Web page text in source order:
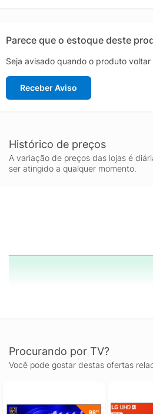
Parece que o estoque deste
Seja avisado quando o produto voltar
Receber Aviso
Histórico de preços
A variação de preços das lojas é
ser atingido a qualquer momento.
Procurando por TV?
Você pode gostar destas ofertas